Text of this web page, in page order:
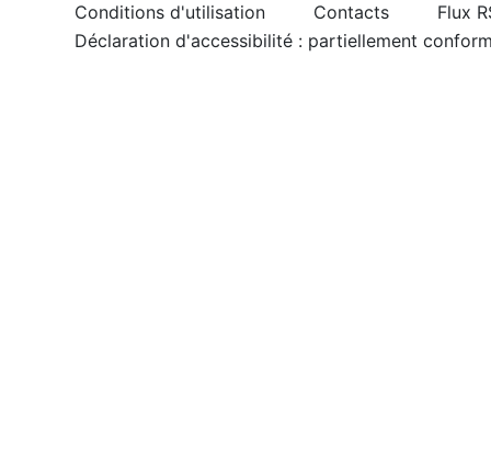
Conditions d'utilisation Contacts
Flux
Déclaration d'accessibilité : partiellement